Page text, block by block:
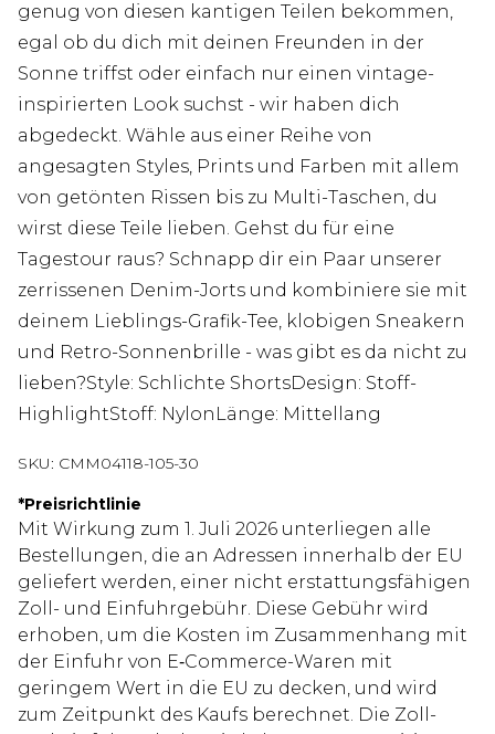
genug von diesen kantigen Teilen bekommen,
egal ob du dich mit deinen Freunden in der
Sonne triffst oder einfach nur einen vintage-
inspirierten Look suchst - wir haben dich
abgedeckt. Wähle aus einer Reihe von
angesagten Styles, Prints und Farben mit allem
von getönten Rissen bis zu Multi-Taschen, du
wirst diese Teile lieben. Gehst du für eine
Tagestour raus? Schnapp dir ein Paar unserer
zerrissenen Denim-Jorts und kombiniere sie mit
deinem Lieblings-Grafik-Tee, klobigen Sneakern
und Retro-Sonnenbrille - was gibt es da nicht zu
lieben?Style: Schlichte ShortsDesign: Stoff-
HighlightStoff: NylonLänge: Mittellang
SKU: CMM04118-105-30
*Preisrichtlinie
Mit Wirkung zum 1. Juli 2026 unterliegen alle
Bestellungen, die an Adressen innerhalb der EU
geliefert werden, einer nicht erstattungsfähigen
Zoll- und Einfuhrgebühr. Diese Gebühr wird
erhoben, um die Kosten im Zusammenhang mit
der Einfuhr von E‑Commerce-Waren mit
geringem Wert in die EU zu decken, und wird
zum Zeitpunkt des Kaufs berechnet. Die Zoll-